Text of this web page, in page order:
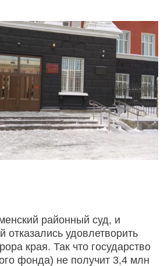
районный суд, и
отказались удовлетворить
края. Так что государство
фонда) не получит 3,4 млн